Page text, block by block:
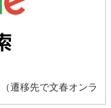
（遷移先で文春オンラ